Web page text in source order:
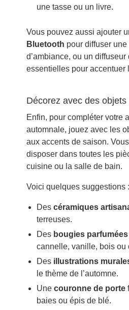
une tasse ou un livre.
Vous pouvez aussi ajouter
Bluetooth pour diffuser
d’ambiance, ou un diffuseur
essentielles pour accentuer
Décorez avec des objets
Enfin, pour compléter votre
automnale, jouez avec les
aux accents de saison.
disposer dans toutes les
cuisine ou la salle de bain.
Voici quelques suggestions :
Des céramiques
terreuses.
Des bougies parfumées
cannelle, vanille, bois ou
Des illustrations
le thème de l’automne.
Une couronne de porte
baies ou épis de blé.